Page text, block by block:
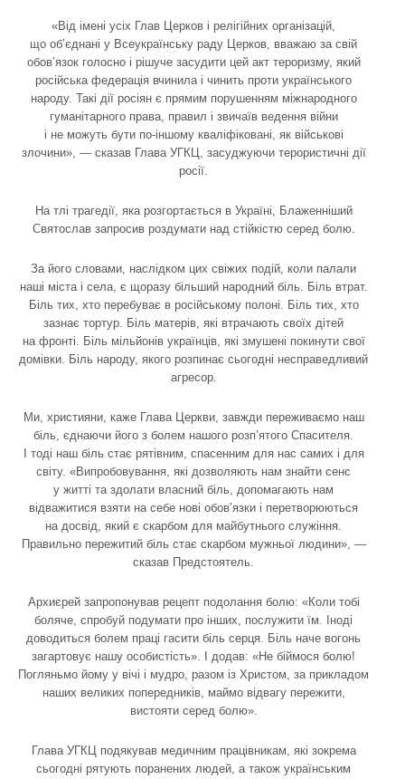
«Від імені усіх Глав Церков і релігійних організацій,
що об’єднані у Всеукраїнську раду Церков, вважаю за свій
обов’язок голосно і рішуче засудити цей акт тероризму, який
російська федерація вчинила і чинить проти українського
народу. Такі дії росіян є прямим порушенням міжнародного
гуманітарного права, правил і звичаїв ведення війни
і не можуть бути по-іншому кваліфіковані, як військові
злочини», — сказав Глава УГКЦ, засуджуючи терористичні дії
росії.
На тлі трагедії, яка розгортається в Україні, Блаженніший
Святослав запросив роздумати над стійкістю серед болю.
За його словами, наслідком цих свіжих подій, коли палали
наші міста і села, є щоразу більший народний біль. Біль втрат.
Біль тих, хто перебуває в російському полоні. Біль тих, хто
зазнає тортур. Біль матерів, які втрачають своїх дітей
на фронті. Біль мільйонів українців, які змушені покинути свої
домівки. Біль народу, якого розпинає сьогодні несправедливий
агресор.
Ми, християни, каже Глава Церкви, завжди переживаємо наш
біль, єднаючи його з болем нашого розп’ятого Спасителя.
І тоді наш біль стає рятівним, спасенним для нас самих і для
світу. «Випробовування, які дозволяють нам знайти сенс
у житті та здолати власний біль, допомагають нам
відважитися взяти на себе нові обов’язки і перетворюються
на досвід, який є скарбом для майбутнього служіння.
Правильно пережитий біль стає скарбом мужньої людини», —
сказав Предстоятель.
Архиєрей запропонував рецепт подолання болю: «Коли тобі
боляче, спробуй подумати про інших, послужити їм. Іноді
доводиться болем праці гасити біль серця. Біль наче вогонь
загартовує нашу особистість». І додав: «Не біймося болю!
Погляньмо йому у вічі і мудро, разом із Христом, за прикладом
наших великих попередників, маймо відвагу пережити,
вистояти серед болю».
Глава УГКЦ подякував медичним працівникам, які зокрема
сьогодні рятують поранених людей, а також українським